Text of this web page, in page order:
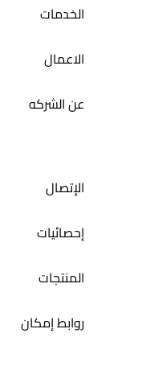
الخدمات
الاعمال
عن الشركه
الإتصال
إحصائيات
المنتجات
روابط إمكان